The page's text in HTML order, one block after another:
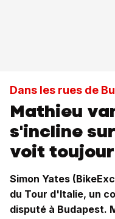
Dans les rues de
Mathieu
s'incline
voit
Simon Yates
du Tour d'Italie, un
disputé à Budapest.